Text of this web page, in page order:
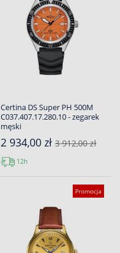
Certina DS Super PH 500M
C037.407.17.280.10 - zegarek
męski
2 934,00 zł 3 912,00 zł
12h
Promocja